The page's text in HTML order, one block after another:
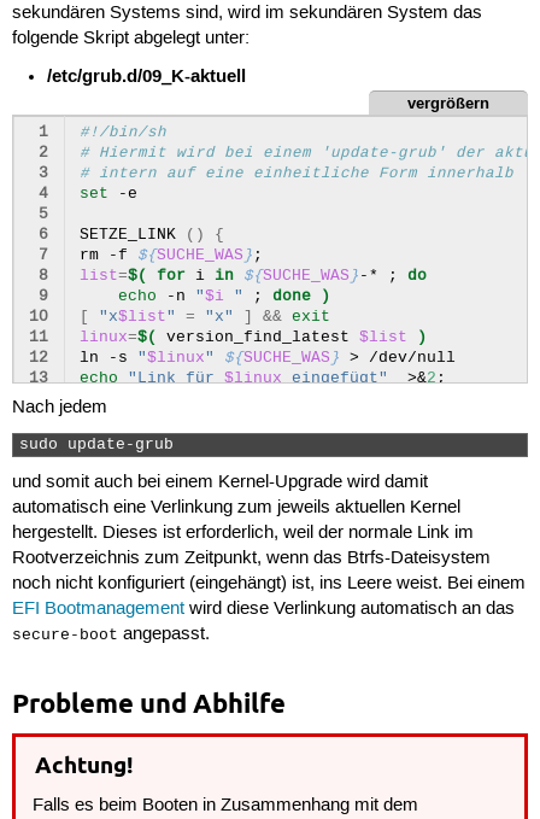
30
EOF
sekundären Systems sind, wird im sekundären System das
folgende Skript abgelegt unter:
/etc/grub.d/09_K-aktuell
vergrößern
1
2
3
4
5
6
7
8
9
10
11
12
13
14
16
17
18
19
#!/bin/sh
# Hiermit wird bei einem 'update-grub' der
# intern auf eine einheitliche Form innerhalb
set
-e
SETZE_LINK ()
{
rm
-f ${SUCHE_WAS } ;
list=$( for i in ${SUCHE_WAS } -* ;
do
echo
-n "$i " ; done
)
[
"x$list" = "x" ] && exit
linux=$( version_find_latest $list
)
ln
-s "$linux" ${SUCHE_WAS } >
echo "Link für $linux eingefügt" >&2;
}
.
/usr/lib/grub/grub-mkconfig_lib
cd /boot;
SUCHE_WAS="vmlinuz" && SETZE_LINK;
SUCHE_WAS
"initrd.img" && SETZE_LINK ;
Nach jedem
sudo update-grub
und somit auch bei einem Kernel-Upgrade wird damit
automatisch eine Verlinkung zum jeweils aktuellen Kernel
hergestellt. Dieses ist erforderlich, weil der normale Link im
Rootverzeichnis zum Zeitpunkt, wenn das Btrfs-Dateisystem
noch nicht konfiguriert (eingehängt) ist, ins Leere weist. Bei einem
EFI Bootmanagementwird diese Verlinkung automatisch an das
secure-boot angepasst.
Probleme und Abhilfe
Achtung!
Falls es beim Booten in Zusammenhang mit dem